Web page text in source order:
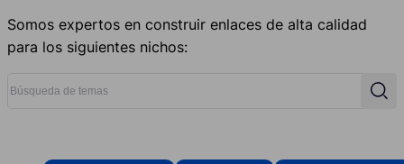
Somos expertos en construir enlaces de alta calidad
para los siguientes nichos: